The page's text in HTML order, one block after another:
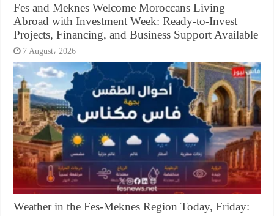
Fes and Meknes Welcome Moroccans Living
Abroad with Investment Week: Ready-to-Invest
Projects, Financing, and Business Support Available
7 August، 2026
Weather in the Fes-Meknes Region Today, Friday: